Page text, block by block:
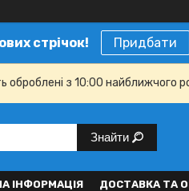
стрічок! Придбати
з 10:00 найближчого
Знайти
ІНФОРМАЦІЯ ДОСТАВКА ТА